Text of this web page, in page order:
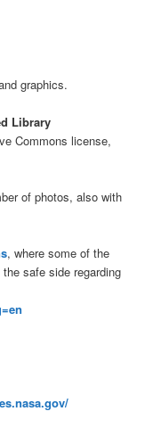
graphics.
Library
Commons license,
of photos, also with
, where some of the
safe side regarding